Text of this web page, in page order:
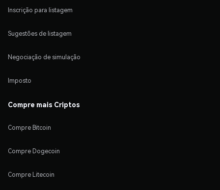
Inscrição para listagem
Sugestões de listagem
Negociação de simulação
Imposto
Compre mais Criptos
Compre Bitcoin
Compre Dogecoin
Compre Litecoin